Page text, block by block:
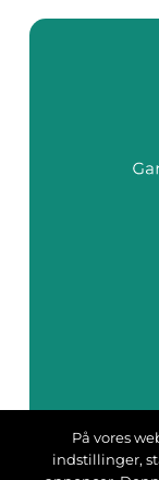
På vores
indstillinger,